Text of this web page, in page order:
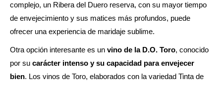
complejo, un Ribera del Duero reserva, con su mayor tiempo
de envejecimiento y sus matices más profundos, puede
ofrecer una experiencia de maridaje sublime.
Otra opción interesante es un vino de la D.O. Toro, conocido
por su carácter intenso y su capacidad para envejecer
bien. Los vinos de Toro, elaborados con la variedad Tinta de